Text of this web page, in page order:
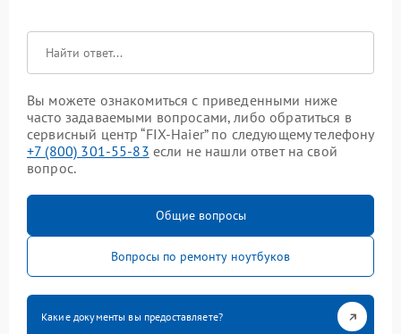
Вы можете ознакомиться с приведенными ниже
часто задаваемыми вопросами, либо обратиться в
сервисный центр “FIX-Haier” по следующему телефону
+7 (800) 301-55-83 если не нашли ответ на свой
вопрос.
Общие вопросы
Вопросы по ремонту ноутбуков
Какие документы вы предоставляете?